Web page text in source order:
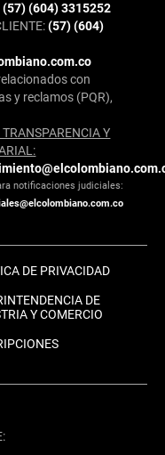
(57) (604) 3315252
(57) (604)
con
y reclamos (PQR),
Y
notificaciones judiciales:
DE PRIVACIDAD
DE
Y COMERCIO